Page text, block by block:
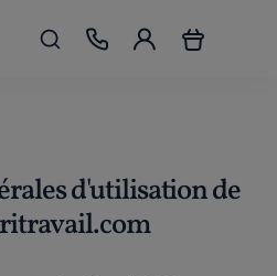
d'utilisation de